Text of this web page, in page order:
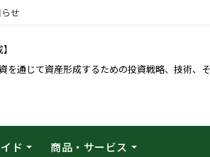
せ
を通じて資産形成するための投資戦略、技術、
ド 商品・サービス